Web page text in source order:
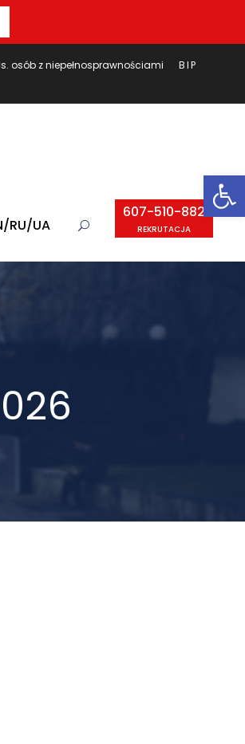
osób z niepełnosprawnościami
BIP
RU/UA
607-510-882
REKRUTACJA